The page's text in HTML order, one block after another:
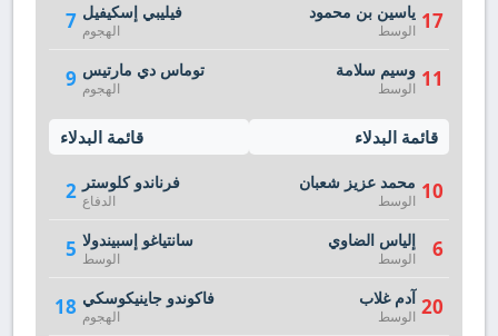
7 فيليبي إسكيفيل
الهجوم
9 توماس دي مارتيس
الهجوم
قائمة البدلاء
2 فرناندو كلوستر
الدفاع
5 سانتياغو إسبيندولا
الوسط
18 فاكوندو جاينيكوسكي
الهجوم
17 ياسين بن محمود
الوسط
11 وسيم سلامة
الوسط
قائمة البدلاء
10 محمد عزيز شعبان
الوسط
6 إلياس الضاوي
الوسط
20 آدم غلاب
الوسط